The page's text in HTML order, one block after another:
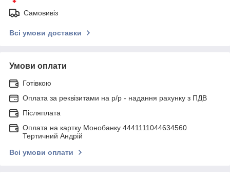
Самовивіз
Всі умови доставки
Умови оплати
Готівкою
Оплата за реквізитами на р/р - надання рахунку з ПДВ
Післяплата
Оплата на картку Монобанку 4441111044634560
Тертичний Андрій
Всі умови оплати